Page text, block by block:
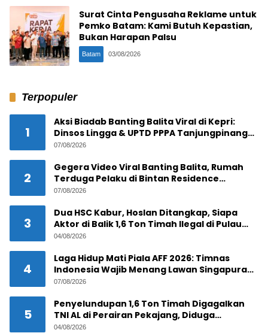
Surat Cinta Pengusaha Reklame untuk
Pemko Batam: Kami Butuh Kepastian,
Bukan Harapan Palsu
Batam 03/08/2026
Terpopuler
1
Aksi Biadab Banting Balita Viral di Kepri:
Dinsos Lingga & UPTD PPPA Tanjungpinang
Lacak Pelaku
07/08/2026
2
Gegera Video Viral Banting Balita, Rumah
Terduga Pelaku di Bintan Residence
Tanjungpinang Diserbu Warga
07/08/2026
3
Dua HSC Kabur, Hoslan Ditangkap, Siapa
Aktor di Balik 1,6 Ton Timah Ilegal di Pulau
Pekajang ?
04/08/2026
4
Laga Hidup Mati Piala AFF 2026: Timnas
Indonesia Wajib Menang Lawan Singapura
Demi Tiket Semifinal
07/08/2026
5
Penyelundupan 1,6 Ton Timah Digagalkan
TNI AL di Perairan Pekajang, Diduga
Melibatkan Jaringan Internasional
04/08/2026